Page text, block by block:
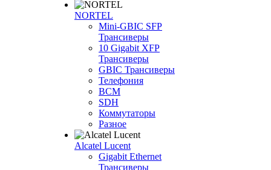
NORTEL
Mini-GBIC SFP
Трансиверы
10 Gigabit XFP
Трансиверы
GBIC Трансиверы
Телефония
BCM
SDH
Коммутаторы
Разное
Alcatel Lucent
Gigabit Ethernet
Трансиверы